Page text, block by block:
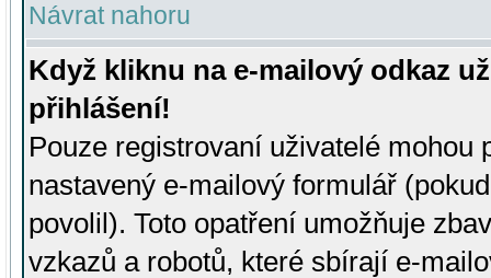
Návrat nahoru
Když kliknu na e-mailový odkaz
přihlášení!
Pouze registrovaní uživatelé mohou
nastavený e-mailový formulář
povolil). Toto opatření umožňuje
vzkazů a robotů, které sbírají e-